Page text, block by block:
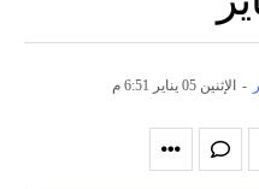
- الإثنين 05 يناير 6:51 م